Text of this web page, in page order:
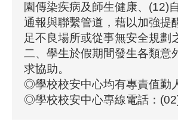
園傳染疾病及師生健康、(12)
通報與聯繫管道，藉以加強提
足不良場所或從事無安全規劃
二、學生於假期間發生各類意
求協助。
◎學校校安中心均有專責值勤
◎學校校安中心專線電話：